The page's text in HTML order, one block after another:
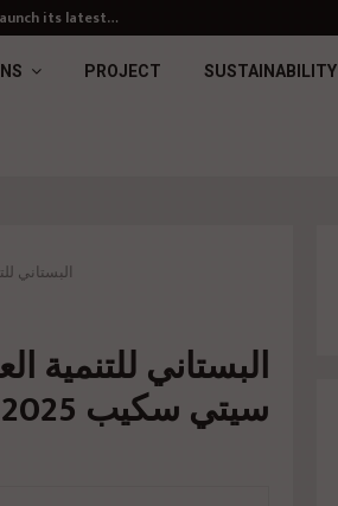
its latest…
PROJECT SUSTAINABILITY
البستاني
البستاني للتنمية
سيتي سكيب 2025